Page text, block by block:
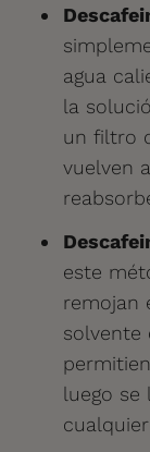
agua
la
un filtro
vuelven
este
remojan
solvente
luego se